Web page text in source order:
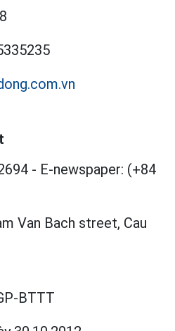
- E-newspaper: (+84
Van Bach street, Cau
BTTT